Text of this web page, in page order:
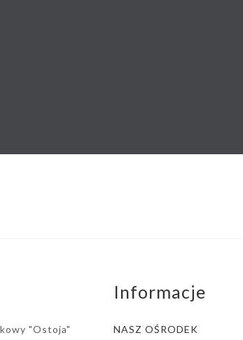
"Ostoja"
Informacje
NASZ OŚRODEK